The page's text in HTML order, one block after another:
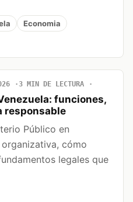
Economia
3 MIN DE LECTURA
funciones,
responsable
Público en
cómo
legales que